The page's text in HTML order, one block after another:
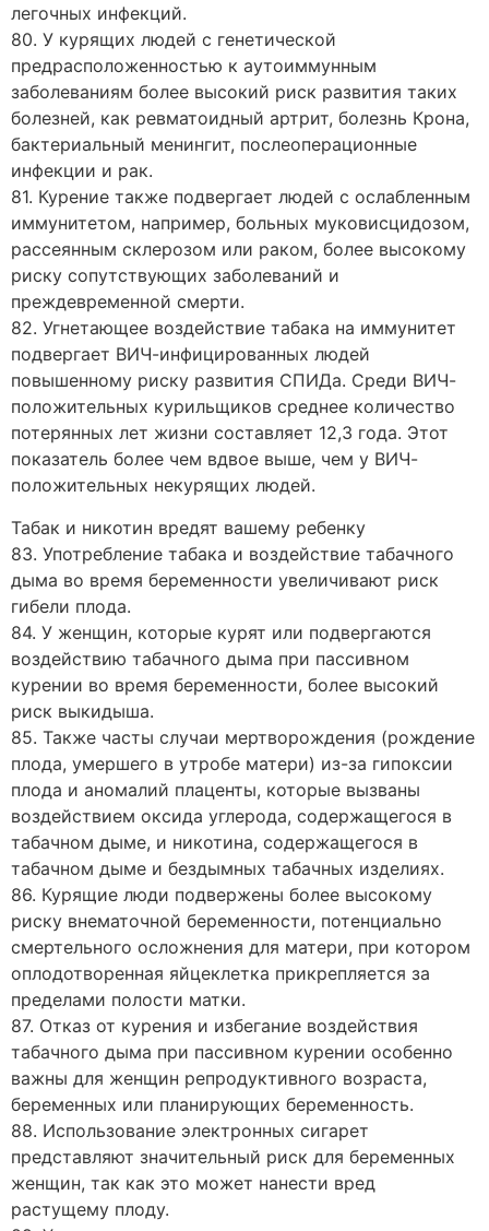
легочных инфекций.
80. У курящих людей с генетической
предрасположенностью к аутоиммунным
заболеваниям более высокий риск развития таких
болезней, как ревматоидный артрит, болезнь Крона,
бактериальный менингит, послеоперационные
инфекции и рак.
81. Курение также подвергает людей с ослабленным
иммунитетом, например, больных муковисцидозом,
рассеянным склерозом или раком, более высокому
риску сопутствующих заболеваний и
преждевременной смерти.
82. Угнетающее воздействие табака на иммунитет
подвергает ВИЧ-инфицированных людей
повышенному риску развития СПИДа. Среди ВИЧ-
положительных курильщиков среднее количество
потерянных лет жизни составляет 12,3 года. Этот
показатель более чем вдвое выше, чем у ВИЧ-
положительных некурящих людей.
Табак и никотин вредят вашему ребенку
83. Употребление табака и воздействие табачного
дыма во время беременности увеличивают риск
гибели плода.
84. У женщин, которые курят или подвергаются
воздействию табачного дыма при пассивном
курении во время беременности, более высокий
риск выкидыша.
85. Также часты случаи мертворождения (рождение
плода, умершего в утробе матери) из-за гипоксии
плода и аномалий плаценты, которые вызваны
воздействием оксида углерода, содержащегося в
табачном дыме, и никотина, содержащегося в
табачном дыме и бездымных табачных изделиях.
86. Курящие люди подвержены более высокому
риску внематочной беременности, потенциально
смертельного осложнения для матери, при котором
оплодотворенная яйцеклетка прикрепляется за
пределами полости матки.
87. Отказ от курения и избегание воздействия
табачного дыма при пассивном курении особенно
важны для женщин репродуктивного возраста,
беременных или планирующих беременность.
88. Использование электронных сигарет
представляют значительный риск для беременных
женщин, так как это может нанести вред
растущему плоду.